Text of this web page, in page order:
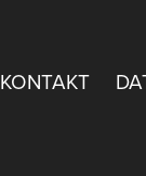
KONTAKT